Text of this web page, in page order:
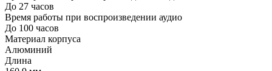
До 27 часов
Время работы при воспроизведении аудио
До 100 часов
Материал корпуса
Алюминий
Длина